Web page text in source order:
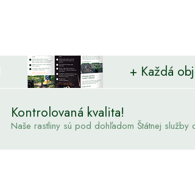
+ Každá
Kontrolovaná kvalita!
Naše rastliny sú pod dohľadom Štátnej služby